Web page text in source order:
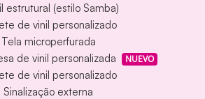
estrutural (estilo Samba)
de vinil personalizado
Tela microperfurada
de vinil personalizada
NUEVO
de vinil personalizado
Sinalização externa